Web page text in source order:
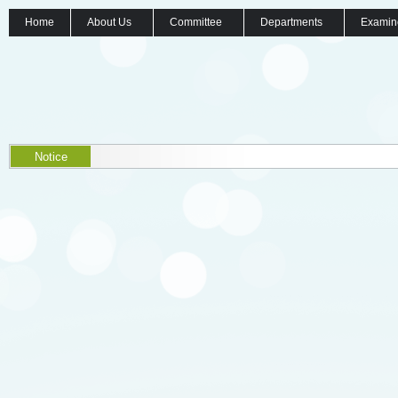
Home About Us Committee Departments
Notice